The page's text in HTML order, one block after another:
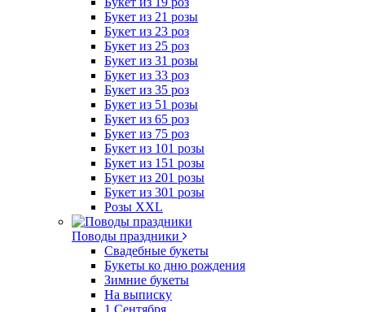
Букет из 21 розы
Букет из 23 роз
Букет из 25 роз
Букет из 31 розы
Букет из 33 роз
Букет из 35 роз
Букет из 51 розы
Букет из 65 роз
Букет из 75 роз
Букет из 101 розы
Букет из 151 розы
Букет из 201 розы
Букет из 301 розы
Розы XXL
Поводы праздники
Свадебные букеты
Букеты ко дню рождения
Зимние букеты
На выписку
1 Сентября